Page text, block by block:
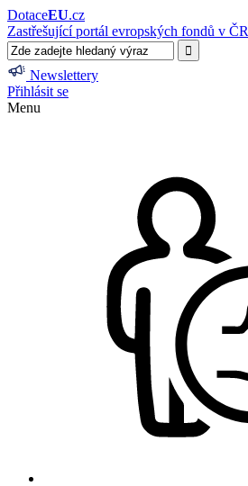
DotaceEU.cz
Zastřešující portál evropských fondů v ČR
Newslettery
Přihlásit se
Menu